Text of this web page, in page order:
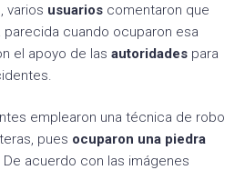
varios usuarios comentaron que
parecida cuando ocuparon esa
el apoyo de las autoridades para
emplearon una técnica de robo
pues ocuparon una piedra
De acuerdo con las imágenes